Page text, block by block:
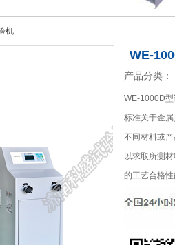
机
WE-
产品分类：
WE-1000D
标准关于金
不同材料或
以求取所测
的工艺合格性